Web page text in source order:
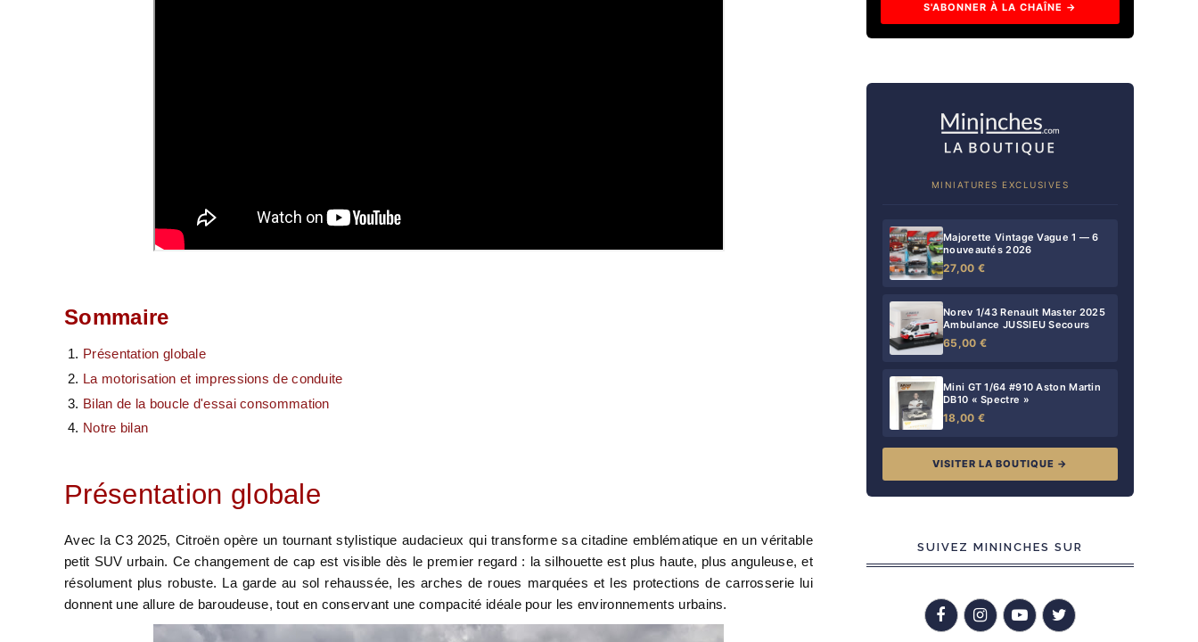
Sommaire
Présentation globale
La motorisation et impressions de conduite
Bilan de la boucle d'essai consommation
Notre bilan
Présentation globale
Avec la C3 2025, Citroën opère un tournant stylistique audacieux qui transforme sa citadine emblématique en un véritable
petit SUV urbain. Ce changement de cap est visible dès le premier regard : la silhouette est plus haute, plus anguleuse, et
résolument plus robuste. La garde au sol rehaussée, les arches de roues marquées et les protections de carrosserie lui
donnent une allure de baroudeuse, tout en conservant une compacité idéale pour les environnements urbains.
S'ABONNER À LA CHAÎNE →
MINIATURES EXCLUSIVES
Majorette Vintage Vague 1 — 6
nouveautés 2026
27,00 €
Norev 1/43 Renault Master 2025
Ambulance JUSSIEU Secours
65,00 €
Mini GT 1/64 #910 Aston Martin
DB10 « Spectre »
18,00 €
VISITER LA BOUTIQUE →
SUIVEZ MININCHES SUR